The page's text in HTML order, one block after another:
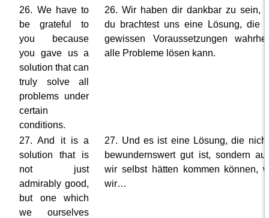
26. We have to
be grateful to
you because
you gave us a
solution that can
truly solve all
problems under
certain
conditions.
26. Wir haben dir dankbar zu sein,
du brachtest uns eine Lösung, die
gewissen Voraussetzungen
alle Probleme lösen kann.
27. And it is a
solution that is
not just
admirably good,
but one which
we ourselves
27. Und es ist eine Lösung, die
bewundernswert gut ist, sondern
wir selbst hätten kommen können,
wir…